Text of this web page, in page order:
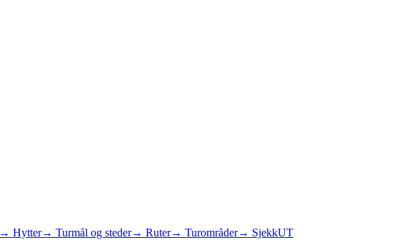
→ Hytter→ Turmål og steder→ Ruter→ Turområder→ SjekkUT